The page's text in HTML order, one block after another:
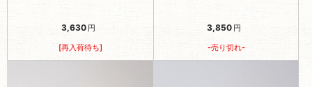
3,630 円
[再入荷待ち]
3,850 円
-売り切れ-